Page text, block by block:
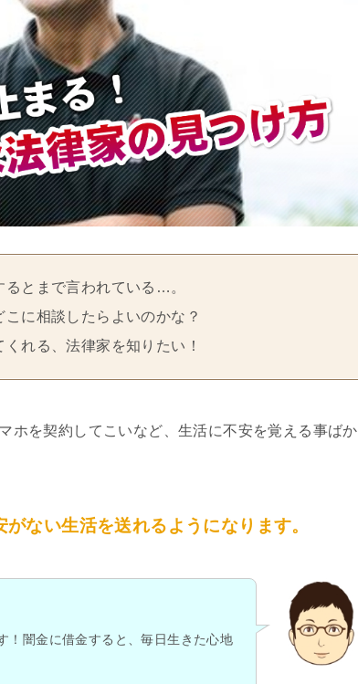
とまで言われている…。
に相談したらよいのかな？
れる、法律家を知りたい！
ホを契約してこいなど、生活に不安を覚える事ばか
ない生活を送れるようになります。
！闇金に借金すると、毎日生きた心地